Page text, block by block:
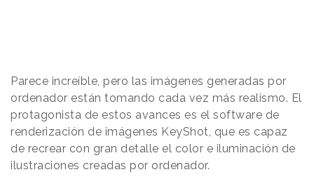
Parece increíble, pero las imágenes generadas por
ordenador están tomando cada vez más realismo. El
protagonista de estos avances es el software de
renderización de imágenes KeyShot, que es capaz
de recrear con gran detalle el color e iluminación de
ilustraciones creadas por ordenador.